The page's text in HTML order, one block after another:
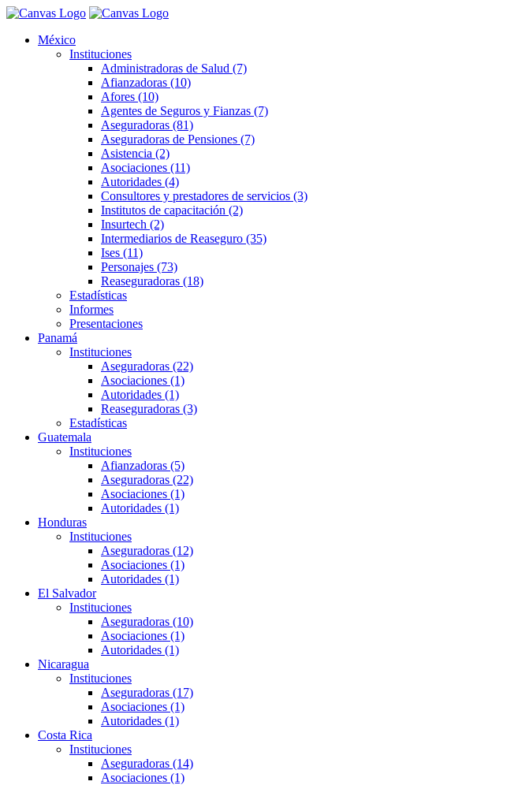
México
Instituciones
Administradoras de Salud (7)
Afianzadoras (10)
Afores (10)
Agentes de Seguros y Fianzas (7)
Aseguradoras (81)
Aseguradoras de Pensiones (7)
Asistencia (2)
Asociaciones (11)
Autoridades (4)
Consultores y prestadores de servicios (3)
Institutos de capacitación (2)
Insurtech (2)
Intermediarios de Reaseguro (35)
Ises (11)
Personajes (73)
Reaseguradoras (18)
Estadísticas
Informes
Presentaciones
Panamá
Instituciones
Aseguradoras (22)
Asociaciones (1)
Autoridades (1)
Reaseguradoras (3)
Estadísticas
Guatemala
Instituciones
Afianzadoras (5)
Aseguradoras (22)
Asociaciones (1)
Autoridades (1)
Honduras
Instituciones
Aseguradoras (12)
Asociaciones (1)
Autoridades (1)
El Salvador
Instituciones
Aseguradoras (10)
Asociaciones (1)
Autoridades (1)
Nicaragua
Instituciones
Aseguradoras (17)
Asociaciones (1)
Autoridades (1)
Costa Rica
Instituciones
Aseguradoras (14)
Asociaciones (1)